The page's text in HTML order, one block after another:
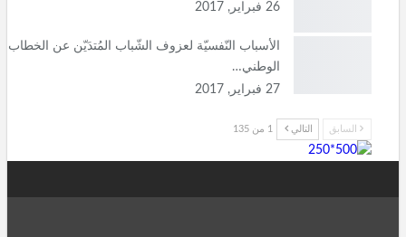
26 فبراير, 2017
الأسباب النّفسيّة لعزوف الشّباب المُتدَيّن عن الخطاب
الوطني…
27 فبراير, 2017
السابق التالي 1 من 135